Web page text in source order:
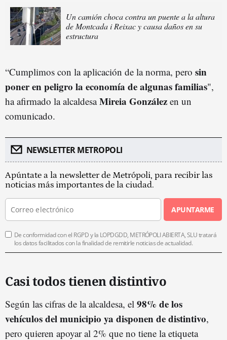
Un camión choca contra un puente a la altura
de Montcada i Reixac y causa daños en su
estructura
“Cumplimos con la aplicación de la norma, pero sin
poner en peligro la economía de algunas familias",
ha afirmado la alcaldesaMireia González en un
comunicado.
NEWSLETTER METROPOLI
Apúntate a la newsletter de Metrópoli, para recibir las
noticias más importantes de la ciudad.
APUNTARME
De conformidad con el RGPD y la LOPDGDD, METRÓPOLI ABIERTA, SLU tratará
los datos facilitados con la finalidad de remitirle noticias de actualidad.
Casi todos tienen distintivo
Según las cifras de la alcaldesa, el 98% de los
vehículos del municipio ya disponen de distintivo,
pero quieren apoyar al 2% que no tiene la etiqueta